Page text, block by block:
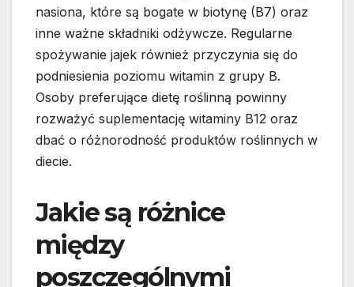
nasiona, które są bogate w biotynę (B7) oraz
inne ważne składniki odżywcze. Regularne
spożywanie jajek również przyczynia się do
podniesienia poziomu witamin z grupy B.
Osoby preferujące dietę roślinną powinny
rozważyć suplementację witaminy B12 oraz
dbać o różnorodność produktów roślinnych w
diecie.
Jakie są różnice
między
poszczególnymi